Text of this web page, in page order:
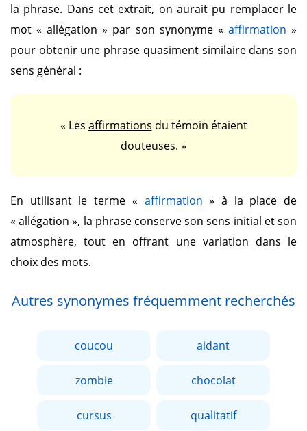
la phrase. Dans cet extrait, on aurait pu remplacer le
mot« allégation » par son synonyme « affirmation »
pour obtenir une phrase quasiment similaire dans son
sens général :
« Les affirmations du témoin étaient
douteuses. »
En utilisant le terme « affirmation » à la place de
« allégation », la phrase conserve son sens initial et son
atmosphère, tout en offrant une variation dans le
choix des mots.
Autres synonymes fréquemment recherchés
coucou aidant
zombie chocolat
cursus qualitatif